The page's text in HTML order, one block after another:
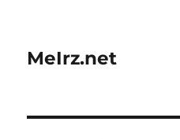
MeIrz.net